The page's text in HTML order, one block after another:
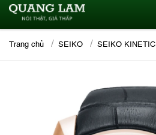
Trang chủ SEIKO SEIKO KINETIC